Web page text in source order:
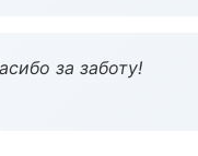
за заботу!